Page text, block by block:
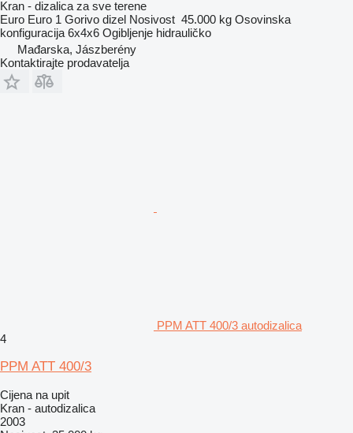
Kran - dizalica za sve terene
Euro Euro 1 Gorivo dizel Nosivost 45.000 kg Osovinska
konfiguracija 6x4x6 Ogibljenje hidrauličko
Mađarska, Jászberény
Kontaktirajte prodavatelja
PPM ATT 400/3 autodizalica
4
PPM ATT 400/3
Cijena na upit
Kran - autodizalica
2003